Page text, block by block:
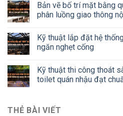
Bản vẽ bố trí mặt bằng
phân luồng giao thông
Kỹ thuật lắp đặt hệ
ngăn nghẹt cống
Kỹ thuật thi công thoát
toilet quán nhậu đạt
THẺ BÀI VIẾT